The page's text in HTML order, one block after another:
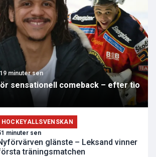
19 minuter sen
sensationell comeback – efter tio
HOCKEYALLSVENSKAN
minuter sen
glänste – Leksand vinner
träningsmatchen